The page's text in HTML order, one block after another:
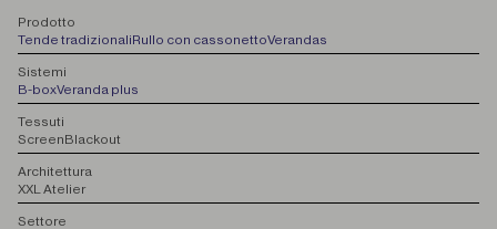
Prodotto
Tende tradizionaliRullo con cassonettoVerandas
Sistemi
B-boxVeranda plus
Tessuti
ScreenBlackout
Architettura
XXL Atelier
Settore